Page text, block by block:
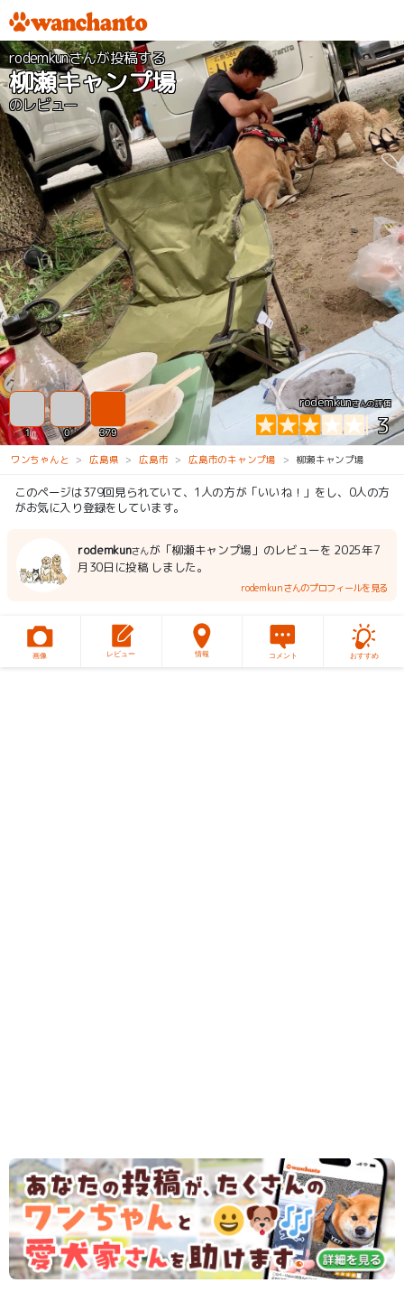
rodemkunさんが投稿する
柳瀬キャンプ場
のレビュー
rodemkunさんの評価
3
1 0 379
ワンちゃんと 広島県 広島市 広島市のキャンプ場 柳瀬キャンプ場
このページは379回見られていて、1人の方が「いいね！」をし、0人の方
がお気に入り登録をしています。
rodemkunさんが「柳瀬キャンプ場」のレビューを 2025年7
月30日に投稿 しました。
rodemkunさんのプロフィールを見る
画像 レビュー 情報 コメント おすすめ